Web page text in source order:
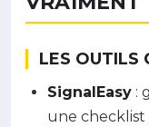
LES OUTILS
SignalEasy :
une